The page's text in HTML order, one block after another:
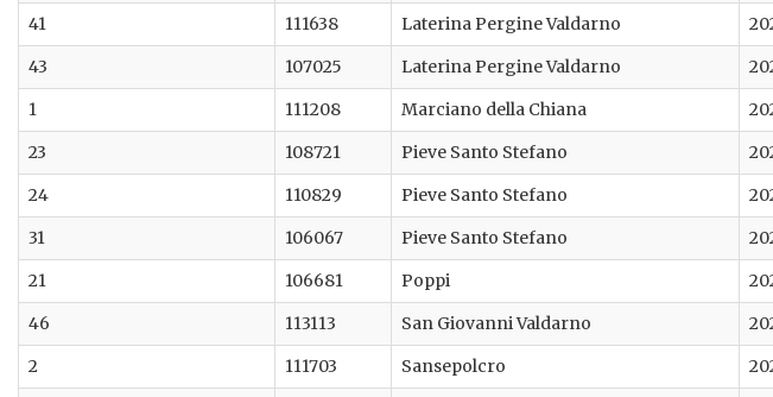
41
111638 Laterina Pergine Valdarno
43
107025 Laterina Pergine Valdarno
1
111208 Marciano della Chiana
23
108721 Pieve Santo Stefano
24
110829 Pieve Santo Stefano
31
106067 Pieve Santo Stefano
21
106681 Poppi
46
113113 San Giovanni Valdarno
2
111703 Sansepolcro